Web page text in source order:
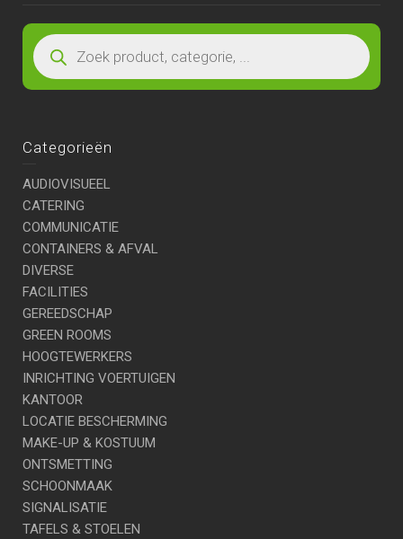
Categorieën
AUDIOVISUEEL
CATERING
COMMUNICATIE
CONTAINERS & AFVAL
DIVERSE
FACILITIES
GEREEDSCHAP
GREEN ROOMS
HOOGTEWERKERS
INRICHTING VOERTUIGEN
KANTOOR
LOCATIE BESCHERMING
MAKE-UP & KOSTUUM
ONTSMETTING
SCHOONMAAK
SIGNALISATIE
TAFELS & STOELEN